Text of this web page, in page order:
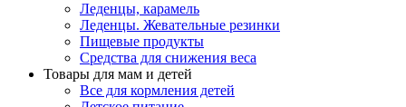
Леденцы, карамель
Леденцы. Жевательные резинки
Пищевые продукты
Средства для снижения веса
Товары для мам и детей
Все для кормления детей